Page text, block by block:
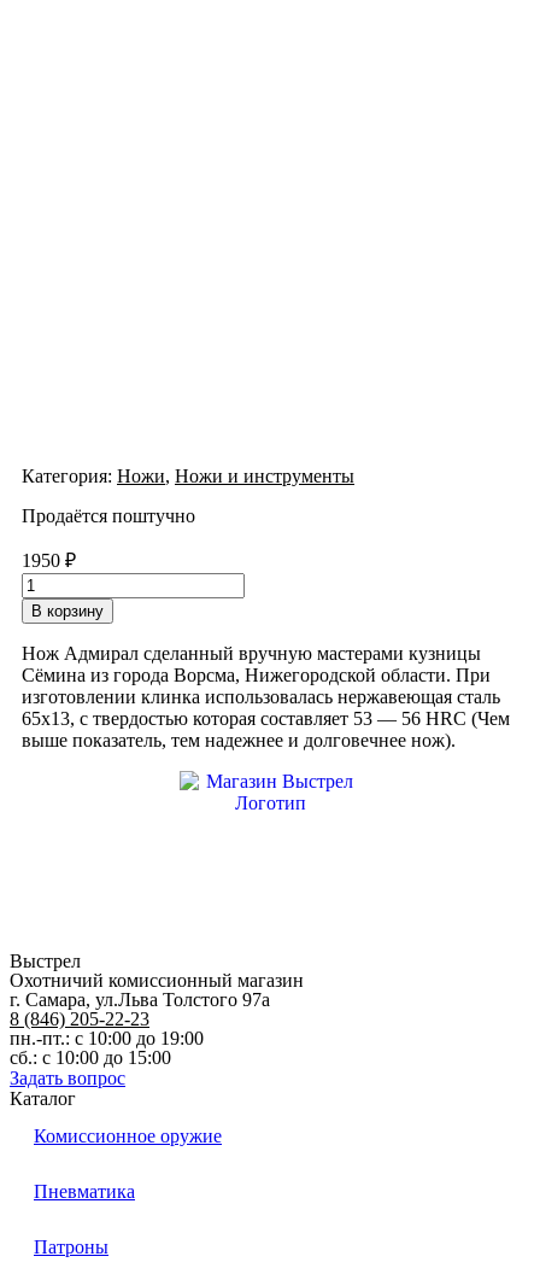
Категория: Ножи, Ножи и инструменты
Продаётся поштучно
1950 ₽
Количество
товара
Нож
ИП
Семин
Адмирал
сталь
65х13
В корзину
Нож Адмирал сделанный вручную мастерами кузницы
Сёмина из города Ворсма, Нижегородской области. При
изготовлении клинка использовалась нержавеющая сталь
65х13, с твердостью которая составляет 53 — 56 HRC (Чем
выше показатель, тем надежнее и долговечнее нож).
Выстрел
Охотничий комиссионный магазин
г. Самара, ул.Льва Толстого 97а
8 (846) 205-22-23
пн.-пт.: с 10:00 до 19:00
сб.: с 10:00 до 15:00
Задать вопрос
Каталог
Комиссионное оружие
Пневматика
Патроны